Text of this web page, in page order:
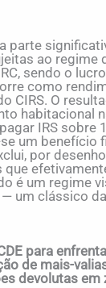
parte
ao regime
sendo o
como
CIRS. O
habitacional
IRS sobre
um benefício
por
é um regime
um clássico
para
de mais-
devolutas